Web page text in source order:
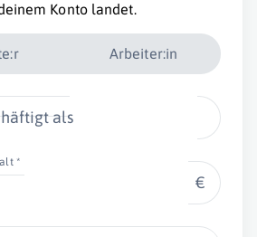
Konto landet.
Arbeiter:in
als
*
€